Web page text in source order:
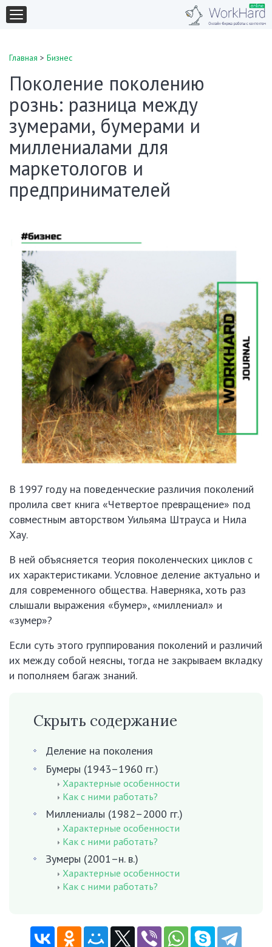
Главная > Бизнес
Поколение поколению
рознь: разница между
зумерами, бумерами и
миллениалами для
маркетологов и
предпринимателей
В 1997 году на поведенческие различия поколений
пролила свет книга «Четвертое превращение» под
совместным авторством Уильяма Штрауса и Нила
Хау.
В ней объясняется теория поколенческих циклов с
их характеристиками. Условное деление актуально и
для современного общества. Наверняка, хоть раз
слышали выражения «бумер», «миллениал» и
«зумер»?
Если суть этого группирования поколений и различий
их между собой неясны, тогда не закрываем вкладку
и пополняем багаж знаний.
Скрыть содержание
Деление на поколения
Бумеры (1943–1960 гг.)
Характерные особенности
Как с ними работать?
Миллениалы (1982–2000 гг.)
Характерные особенности
Как с ними работать?
Зумеры (2001–н. в.)
Характерные особенности
Как с ними работать?